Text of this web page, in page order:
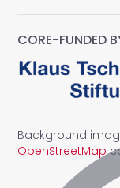
CORE-FUNDED
Background
OpenStreetMap